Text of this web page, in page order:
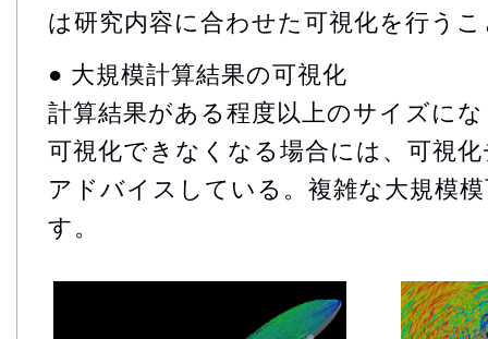
は研究内容に合わせた可視化を行う
● 大規模計算結果の可視化
計算結果がある程度以上のサイズに
可視化できなくなる場合には、可視
アドバイスしている。複雑な大規模
す。